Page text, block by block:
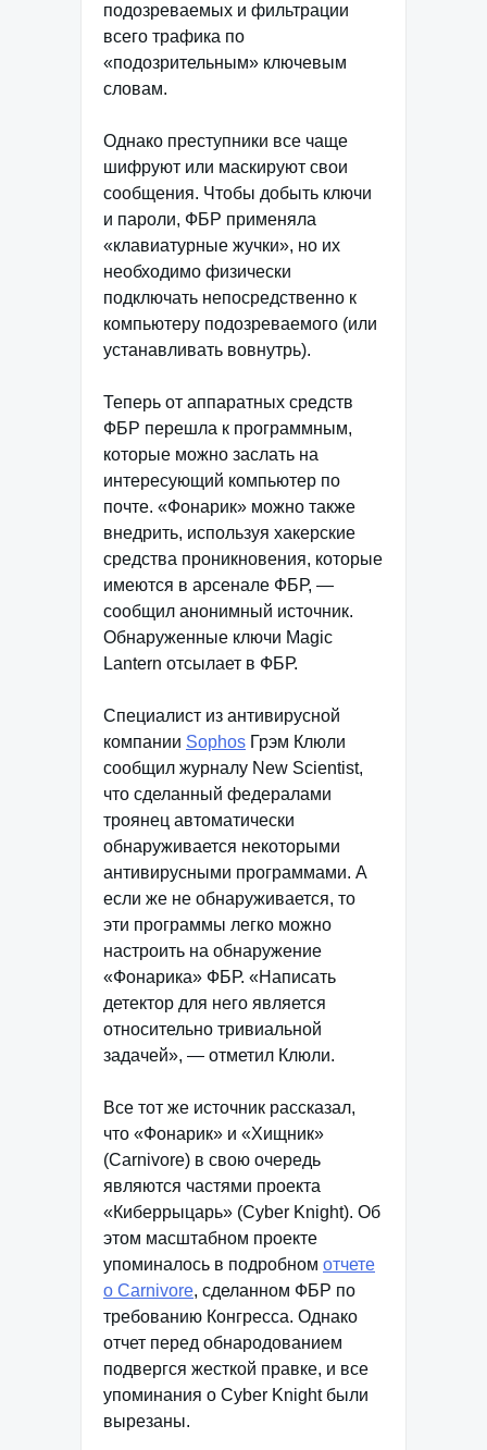
подозреваемых и фильтрации
всего трафика по
«подозрительным» ключевым
словам.
Однако преступники все чаще
шифруют или маскируют свои
сообщения. Чтобы добыть ключи
и пароли, ФБР применяла
«клавиатурные жучки», но их
необходимо физически
подключать непосредственно к
компьютеру подозреваемого (или
устанавливать вовнутрь).
Теперь от аппаратных средств
ФБР перешла к программным,
которые можно заслать на
интересующий компьютер по
почте. «Фонарик» можно также
внедрить, используя хакерские
средства проникновения, которые
имеются в арсенале ФБР, —
сообщил анонимный источник.
Обнаруженные ключи Magic
Lantern отсылает в ФБР.
Специалист из антивирусной
компании Sophos Грэм Клюли
сообщил журналу New Scientist,
что сделанный федералами
троянец автоматически
обнаруживается некоторыми
антивирусными программами. А
если же не обнаруживается, то
эти программы легко можно
настроить на обнаружение
«Фонарика» ФБР. «Написать
детектор для него является
относительно тривиальной
задачей», — отметил Клюли.
Все тот же источник рассказал,
что «Фонарик» и «Хищник»
(Carnivore) в свою очередь
являются частями проекта
«Киберрыцарь» (Cyber Knight). Об
этом масштабном проекте
упоминалось в подробном отчете
о Carnivore, сделанном ФБР по
требованию Конгресса. Однако
отчет перед обнародованием
подвергся жесткой правке, и все
упоминания о Cyber Knight были
вырезаны.